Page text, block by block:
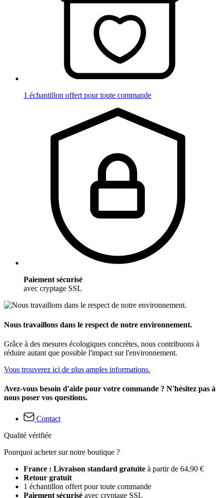
1 échantillon offert pour toute commande
Paiement sécurisé
avec cryptage SSL
Nous travaillons dans le respect de notre environnement.
Grâce à des mesures écologiques concrètes, nous contribuons à
réduire autant que possible l'impact sur l'environnement.
Vous trouverez ici de plus amples informations.
Avez-vous besoin d'aide pour votre commande ? N'hésitez pas à
nous poser vos questions.
Contact
Qualité vérifiée
Pourquoi acheter sur notre boutique ?
France : Livraison standard gratuite à partir de 64,90 €
Retour gratuit
1 échantillon offert pour toute commande
Paiement sécurisé avec cryptage SSL